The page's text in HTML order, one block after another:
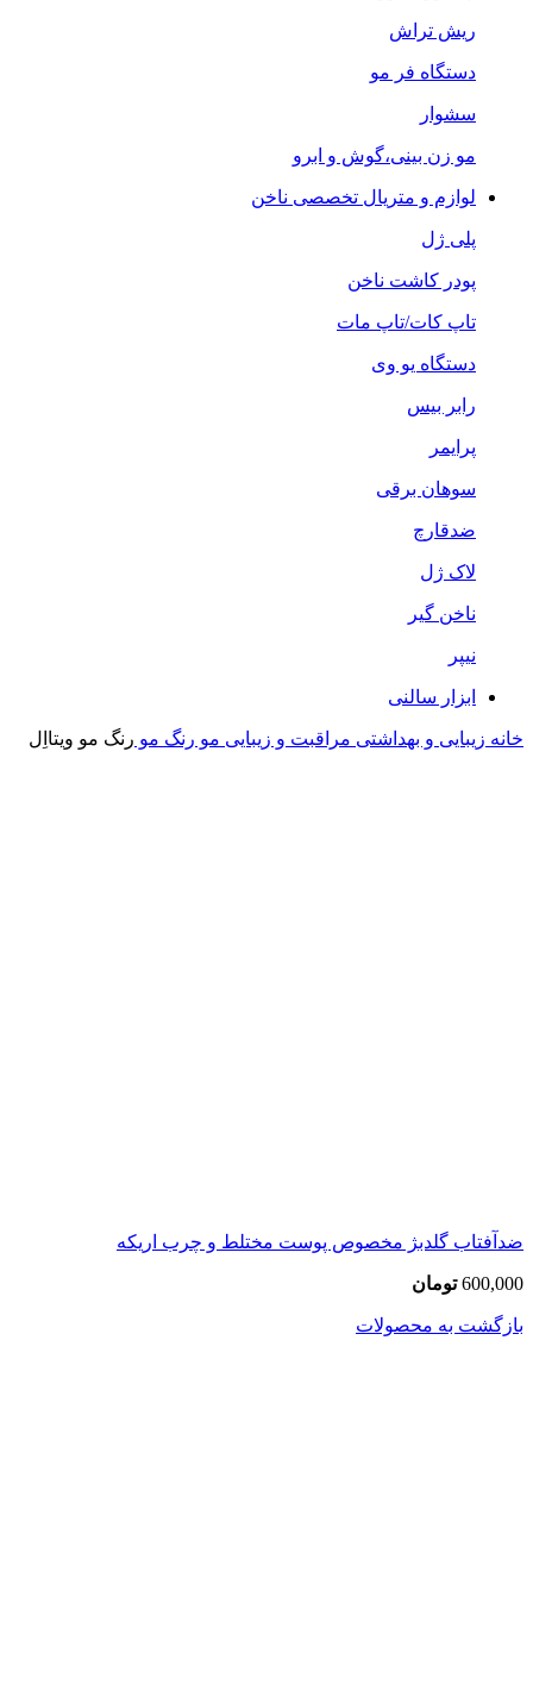
ریش تراش
دستگاه فر مو
سشوار
مو زن بینی،گوش و ابرو
لوازم و متریال تخصصی ناخن
پلی ژل
پودر کاشت ناخن
تاپ کات/تاپ مات
دستگاه یو وی
رابر بیس
پرایمر
سوهان برقی
ضدقارچ
لاک ژل
ناخن گیر
نیپر
ابزار سالنی
خانه زیبایی و بهداشتی مراقبت و زیبایی مو رنگ مو رنگ مو ویتااِل
ضدآفتاب گلدبژ مخصوص پوست مختلط و چرب اریکه
600,000 تومان
بازگشت به محصولات